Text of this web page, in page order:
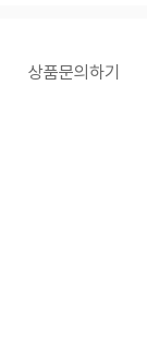
상품문의하기